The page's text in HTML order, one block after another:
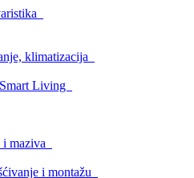
klimatizacija
Living
maziva
i montažu